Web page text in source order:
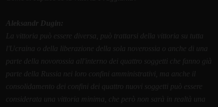
Aleksandr Dugin:
La vittoria può essere diversa, può trattarsi della vittoria su tutta
l'Ucraina o della liberazione della sola noverossia o anche di una
parte della novorossia all'interno dei quattro soggetti che fanno già
parte della Russia nei loro confini amministrativi, ma anche il
consolidamento dei confini dei quattro nuovi soggetti può essere
considerata una vittoria minima, che però non sarà in realtà una